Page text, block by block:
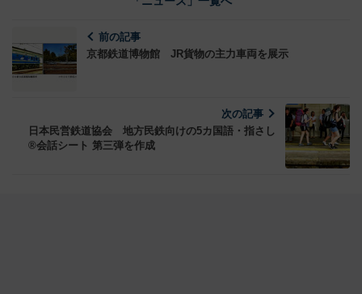
前の記事
京都鉄道博物館 JR貨物の主力車両を展示
次の記事
日本民営鉄道協会 地方民鉄向けの5カ国語・指さし
®会話シート 第三弾を作成